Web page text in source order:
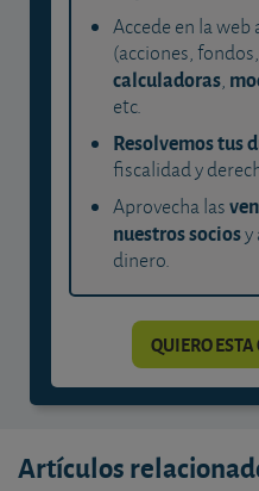
Accede en la web
(acciones, fondos,
calculadoras,
etc.
Resolvemos tus
fiscalidad y
Aprovecha las
nuestros sociosy
dinero.
QUIERO
Artículos